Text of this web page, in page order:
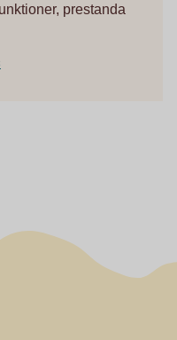
prestanda